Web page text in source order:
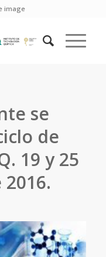
image
se
de
19 y 25